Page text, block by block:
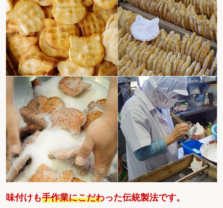
味付けも手作業にこだわった伝統製法です。